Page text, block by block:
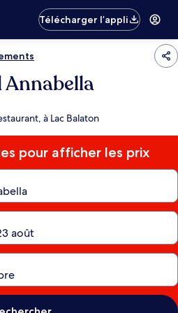
Télécharger l’appli
à Lac Balaton
pour afficher les prix